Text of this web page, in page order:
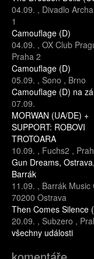
04.09. , Divadlo Archa
1
Camouflage (D)
04.09. , OX Club
Praha 2
Camouflage (D)
05.09. , Sono , Brno
Camouflage (D) na
07.09.
MORWAN (UA/DE) +
SUPPORT: ROBOVI
TROTOARA
10.09. , Fuchs2 ,
Gun Dreams,
Barrák
11.09. , Barrák Music
70200 Ostrava
Then Comes Silence
20.09. , Subzero ,
všechny události